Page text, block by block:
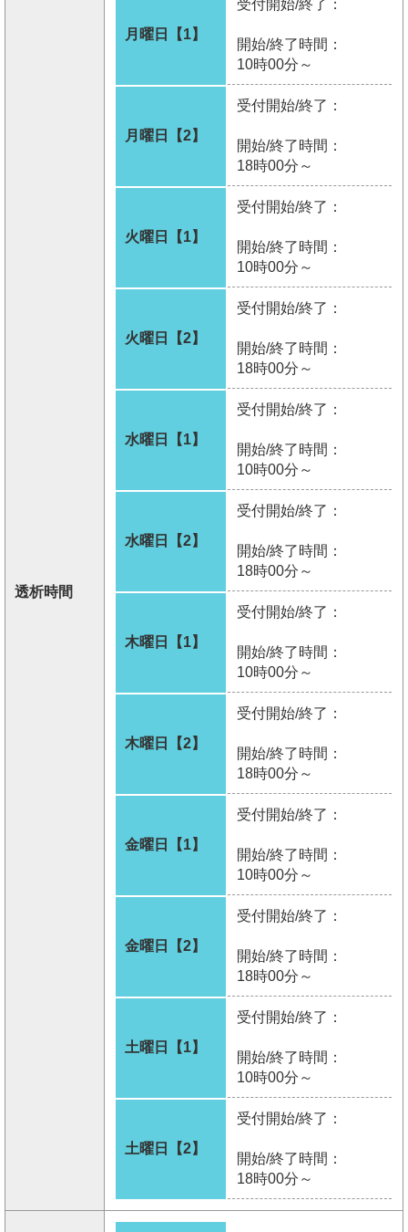
透析時間
月曜日【1】
受付開始/終了：
開始/終了時間：
10時00分～
月曜日【2】
受付開始/終了：
開始/終了時間：
18時00分～
火曜日【1】
受付開始/終了：
開始/終了時間：
10時00分～
火曜日【2】
受付開始/終了：
開始/終了時間：
18時00分～
水曜日【1】
受付開始/終了：
開始/終了時間：
10時00分～
水曜日【2】
受付開始/終了：
開始/終了時間：
18時00分～
木曜日【1】
受付開始/終了：
開始/終了時間：
10時00分～
木曜日【2】
受付開始/終了：
開始/終了時間：
18時00分～
金曜日【1】
受付開始/終了：
開始/終了時間：
10時00分～
金曜日【2】
受付開始/終了：
開始/終了時間：
18時00分～
土曜日【1】
受付開始/終了：
開始/終了時間：
10時00分～
土曜日【2】
受付開始/終了：
開始/終了時間：
18時00分～